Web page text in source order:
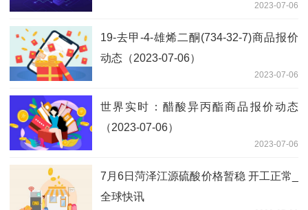
2023-07-06
19-去甲-4-雄烯二酮(734-32-7)商品报价
动态（2023-07-06）
2023-07-06
世界实时：醋酸异丙酯商品报价动态
（2023-07-06）
2023-07-06
7月6日菏泽江源硫酸价格暂稳 开工正常_
全球快讯